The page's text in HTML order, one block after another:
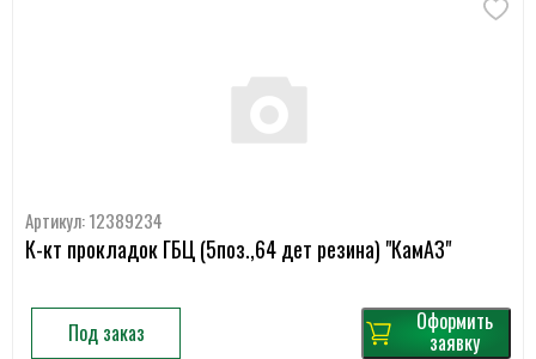
Артикул: 12389234
К-кт прокладок ГБЦ (5поз.,64 дет резина) "КамАЗ"
Под заказ Оформить
заявку